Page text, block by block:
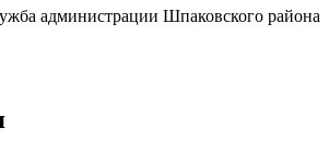
администрации Шпаковского района